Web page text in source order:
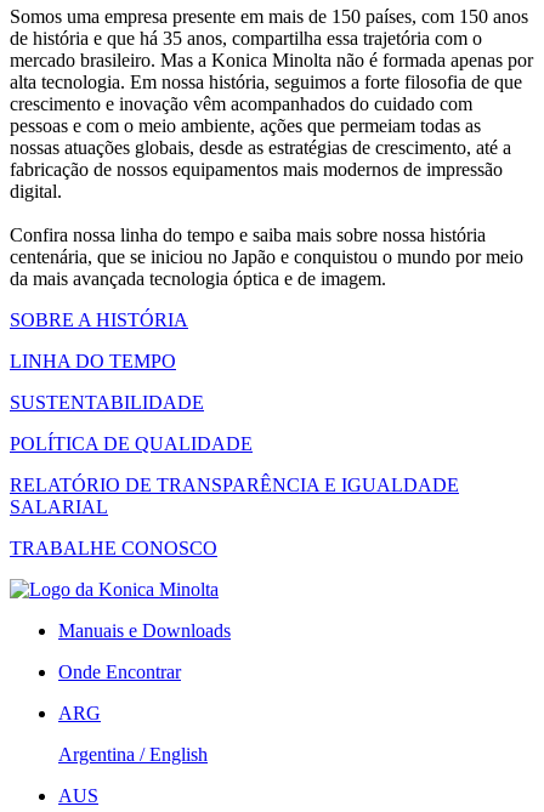
Somos uma empresa presente em mais de 150 países, com 150 anos
de história e que há 35 anos, compartilha essa trajetória com o
mercado brasileiro. Mas a Konica Minolta não é formada apenas por
alta tecnologia. Em nossa história, seguimos a forte filosofia de que
crescimento e inovação vêm acompanhados do cuidado com
pessoas e com o meio ambiente, ações que permeiam todas as
nossas atuações globais, desde as estratégias de crescimento, até a
fabricação de nossos equipamentos mais modernos de impressão
digital.
Confira nossa linha do tempo e saiba mais sobre nossa história
centenária, que se iniciou no Japão e conquistou o mundo por meio
da mais avançada tecnologia óptica e de imagem.
SOBRE A HISTÓRIA
LINHA DO TEMPO
SUSTENTABILIDADE
POLÍTICA DE QUALIDADE
RELATÓRIO DE TRANSPARÊNCIA E IGUALDADE
SALARIAL
TRABALHE CONOSCO
Manuais e Downloads
Onde Encontrar
ARG
Argentina / English
AUS